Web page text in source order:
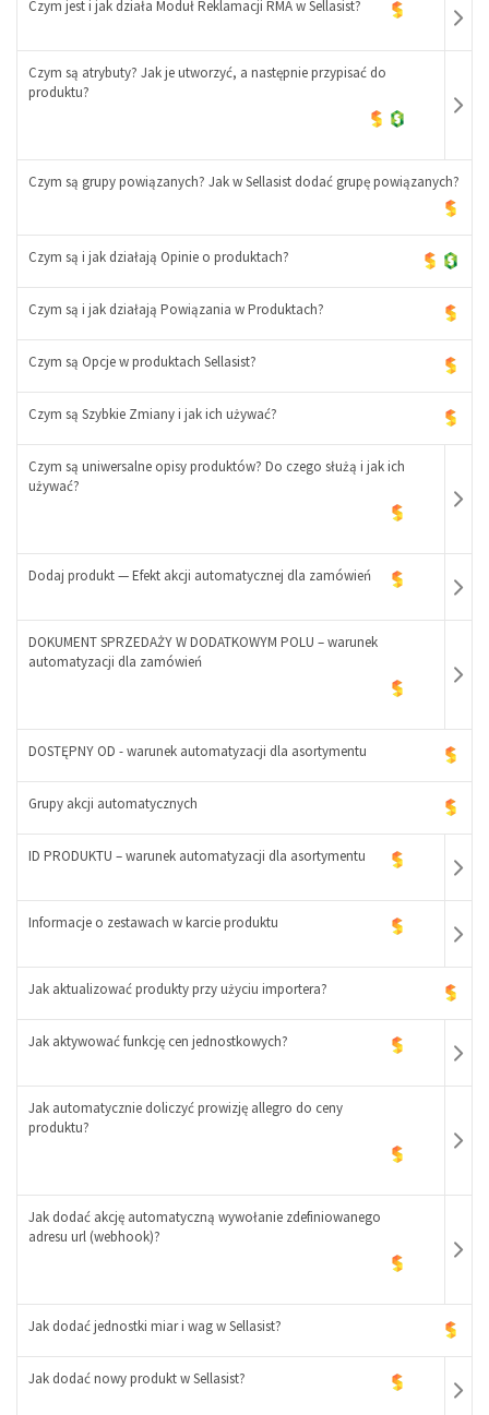
-
Czym jest i jak działa Moduł Reklamacji RMA w Sellasist?
+
Czym są atrybuty? Jak je utworzyć, a następnie przypisać do
produktu?
-
+
Czym są grupy powiązanych? Jak w Sellasist dodać grupę powiązanych?
Czym są i jak działają Opinie o produktach?
Czym są i jak działają Powiązania w Produktach?
Czym są Opcje w produktach Sellasist?
Czym są Szybkie Zmiany i jak ich używać?
Czym są uniwersalne opisy produktów? Do czego służą i jak ich
używać?
-
Dodaj produkt — Efekt akcji automatycznej dla zamówień
+
DOKUMENT SPRZEDAŻY W DODATKOWYM POLU – warunek
automatyzacji dla zamówień
+
DOSTĘPNY OD - warunek automatyzacji dla asortymentu
Grupy akcji automatycznych
ID PRODUKTU – warunek automatyzacji dla asortymentu
-
+
Informacje o zestawach w karcie produktu
+
Jak aktualizować produkty przy użyciu importera?
Jak aktywować funkcję cen jednostkowych?
+
Jak automatycznie doliczyć prowizję allegro do ceny
produktu?
+
Jak dodać akcję automatyczną wywołanie zdefiniowanego
adresu url (webhook)?
Jak dodać jednostki miar i wag w Sellasist?
Jak dodać nowy produkt w Sellasist?